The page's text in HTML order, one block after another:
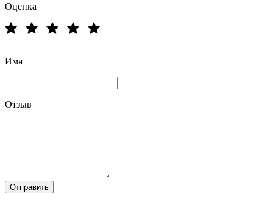
Оценка
Имя
Отзыв
Отправить